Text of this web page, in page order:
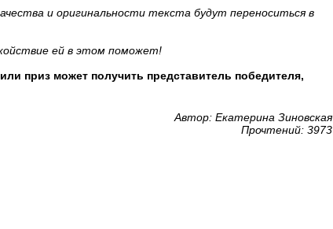
и оригинальности текста будут переноситься в
ей в этом поможет!
приз может получить представитель победителя,
Автор: Екатерина Зиновская
Прочтений: 3973